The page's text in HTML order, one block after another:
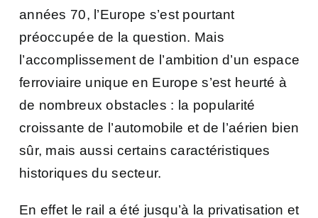
années 70, l’Europe s’est pourtant
préoccupée de la question. Mais
l’accomplissement de l’ambition d’un espace
ferroviaire unique en Europe s’est heurté à
de nombreux obstacles : la popularité
croissante de l’automobile et de l’aérien bien
sûr, mais aussi certains caractéristiques
historiques du secteur.
En effet le rail a été jusqu’à la privatisation et